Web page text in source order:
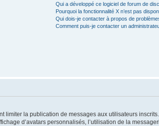
Qui a développé ce logiciel de forum de
Pourquoi la fonctionnalité X n’est pas
Qui dois-je contacter à propos de
Comment puis-je contacter un
limiter la publication de messages aux utilisateurs
d’avatars personnalisés, l’utilisation de la